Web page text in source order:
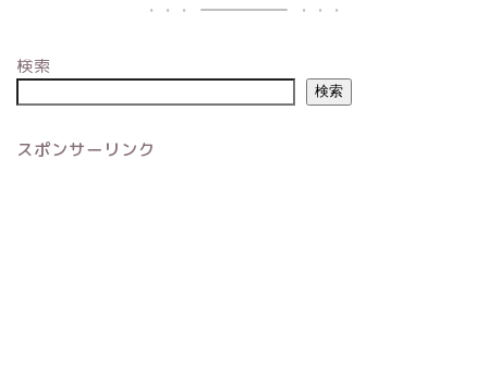
検索
検索
スポンサーリンク